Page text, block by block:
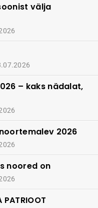
välja
– kaks nädalat,
noortemalev 2026
noored on
PATRIOOT